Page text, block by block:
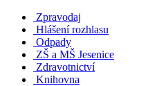
Zpravodaj
Hlášení rozhlasu
Odpady
ZŠ a MŠ Jesenice
Zdravotnictví
Knihovna